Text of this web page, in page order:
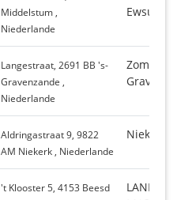
Middelstum ,
Niederlande
Ewsum
Langestraat, 2691 BB 's-
Gravenzande ,
Niederlande
Aldringastraat 9, 9822
AM Niekerk , Niederlande
Niekerk
't Klooster 5, 4153 Beesd